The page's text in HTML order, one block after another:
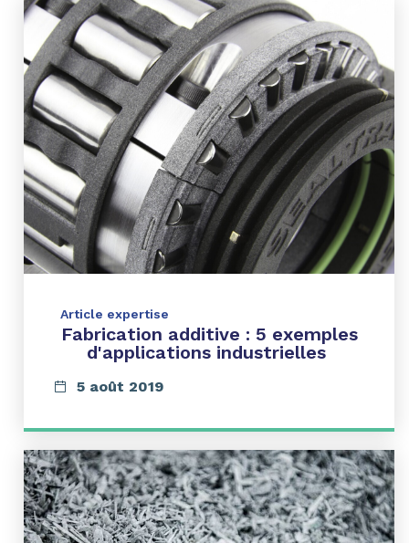
Article expertise
Fabrication additive : 5 exemples
d'applications industrielles
5 août 2019